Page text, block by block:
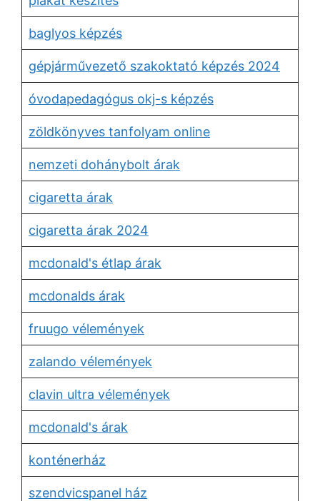
baglyos képzés
gépjárművezető szakoktató képzés 2024
óvodapedagógus okj-s képzés
zöldkönyves tanfolyam online
nemzeti dohánybolt árak
cigaretta árak
cigaretta árak 2024
mcdonald's étlap árak
mcdonalds árak
fruugo vélemények
zalando vélemények
clavin ultra vélemények
mcdonald's árak
konténerház
szendvicspanel ház